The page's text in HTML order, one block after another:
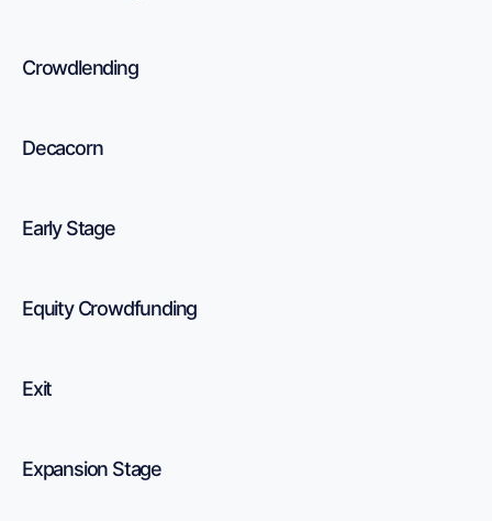
Crowdlending
Decacorn
Early Stage
Equity Crowdfunding
Exit
Expansion Stage